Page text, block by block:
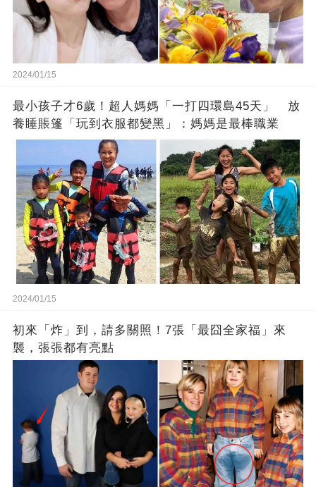
2024/01/15
最小孩子才6歲！超人媽媽「一打四環島45天」 放
養睡賬篷「玩到衣服都變黑」：媽媽是最棒職業
2024/01/15
初來「炸」到，請多關照！7張「最囧全家福」來
襲，張張都有亮點